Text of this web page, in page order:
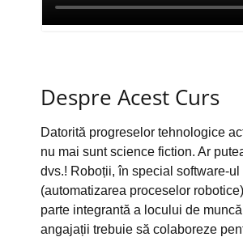
Despre Acest Curs
Datorită progreselor tehnologice
nu mai sunt science fiction. Ar
dvs.! Roboții, în special software-ul
(automatizarea proceselor
parte integrantă a locului de
angajații trebuie să colaboreze